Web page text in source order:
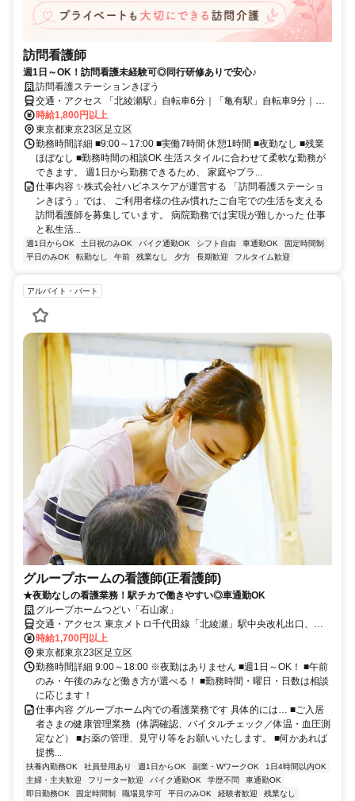
訪問看護師
週1日～OK！訪問看護未経験可◎同行研修ありで安心♪
訪問看護ステーションきぼう
交通・アクセス 「北綾瀬駅」自転車6分｜「亀有駅」自転車9分｜
「八潮駅」自転車15分
時給1,800円以上
東京都東京23区足立区
勤務時間詳細 ■9:00～17:00 ■実働7時間 休憩1時間 ■夜勤なし ■残業
ほぼなし ■勤務時間の相談OK 生活スタイルに合わせて柔軟な勤務が
できます。 週1日から勤務できるため、 家庭やプラ...
仕事内容 ✨株式会社ハピネスケアが運営する 「訪問看護ステーショ
ンきぼう」では、 ご利用者様の住み慣れたご自宅での生活を支える
訪問看護師を募集しています。 病院勤務では実現が難しかった 仕事
と私生活...
週1日からOK 土日祝のみOK バイク通勤OK シフト自由 車通勤OK
固定時間制
平日のみOK
転勤なし 午前 残業なし 夕方 長期歓迎 フルタイム歓迎
アルバイト・パート
グループホームの看護師(正看護師)
★夜勤なしの看護業務！駅チカで働きやすい◎車通勤OK
グループホームつどい「石山家」
交通・アクセス 東京メトロ千代田線「北綾瀬」駅中央改札出口、ま
たは北口から徒歩5分★バイク・自転車通勤OK！
時給1,700円以上
東京都東京23区足立区
勤務時間詳細 9:00～18:00 ※夜勤はありません ■週1日～OK！ ■午前
のみ・午後のみなど働き方が選べる！ ■勤務時間・曜日・日数は相談
に応じます！
仕事内容 グループホーム内での看護業務です 具体的には… ■ご入居
者さまの健康管理業務（体調確認、バイタルチェック／体温・血圧測
定など） ■お薬の管理、見守り等をお願いいたします。 ■何かあれば
提携...
扶養内勤務OK 社員登用あり 週1日からOK 副業・WワークOK
1日4時間以内OK
主婦・主夫歓迎
フリーター歓迎 バイク通勤OK 学歴不問
車通勤OK
即日勤務OK
固定時間制 職場見学可 平日のみOK 経験者歓迎
残業なし